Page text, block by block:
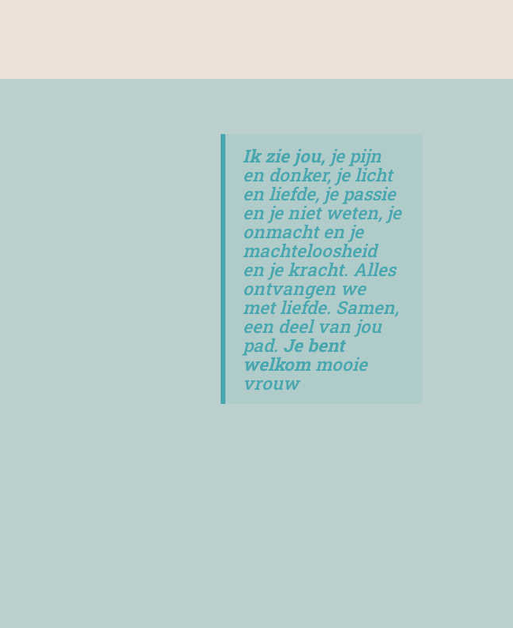
Ik zie jou, je pijn
en donker, je licht
en liefde, je passie
en je niet weten, je
onmacht en je
machteloosheid
en je kracht. Alles
ontvangen we
met liefde. Samen,
een deel van jou
pad. Je bent
welkom mooie
vrouw